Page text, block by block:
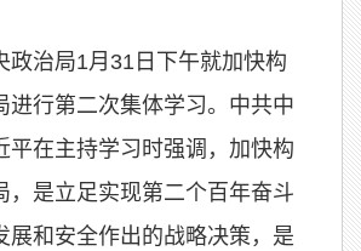
政治局1月31日下午就加快构
进行第二次集体学习。中共中
平在主持学习时强调，加快构
，是立足实现第二个百年奋斗
展和安全作出的战略决策，是